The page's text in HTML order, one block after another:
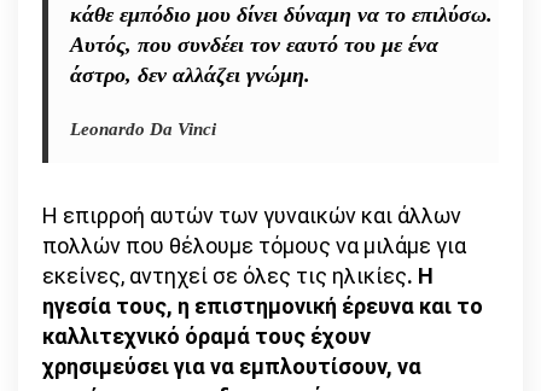
κάθε εμπόδιο μου δίνει δύναμη να το επιλύσω.
Αυτός, που συνδέει τον εαυτό του με ένα
άστρο, δεν αλλάζει γνώμη.
Leonardo Da Vinci
Η επιρροή αυτών των γυναικών και άλλων
πολλών που θέλουμε τόμους να μιλάμε για
εκείνες, αντηχεί σε όλες τις ηλικίες. Η
ηγεσία τους, η επιστημονική έρευνα και το
καλλιτεχνικό όραμά τους έχουν
χρησιμεύσει για να εμπλουτίσουν, να